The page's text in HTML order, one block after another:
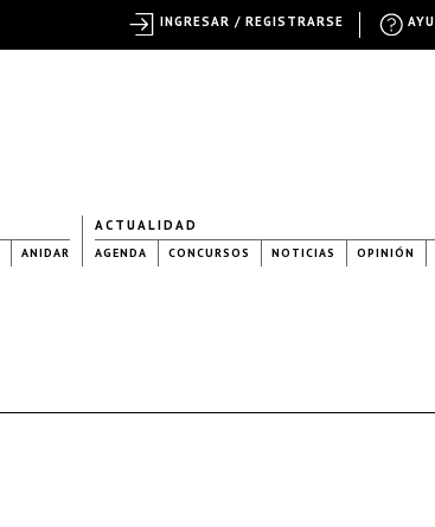
ANIDAR
ACTUALIDAD
AGENDA CONCURSOS NOTICIAS OPINIÓN
INGRESAR / REGISTRARSE